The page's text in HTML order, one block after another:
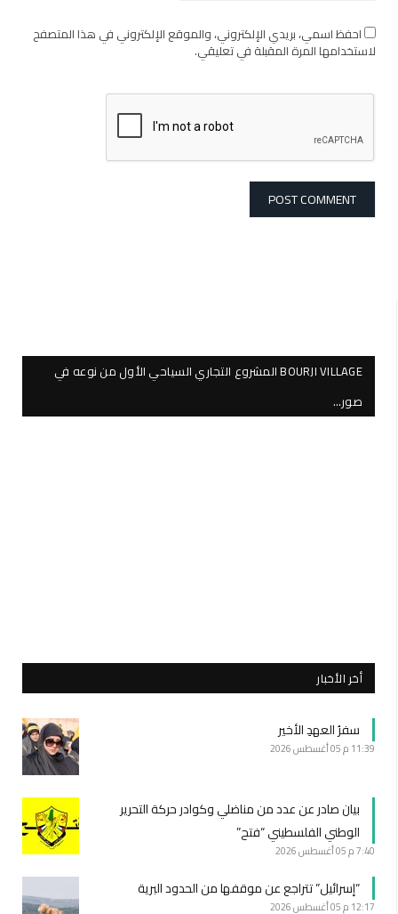
احفظ اسمي، بريدي الإلكتروني، والموقع الإلكتروني في هذا المتصفح
لاستخدامها المرة المقبلة في تعليقي.
BOURJI VILLAGE المشروع التجاري السياحي الأول من نوعه في
صور…
أخر الأخبار
سفرُ العهدِ الأخير
11:39 م 05 أغسطس 2026
بيان صادر عن عدد من مناضلي وكوادر حركة التحرير
الوطني الفلسطيني “فتح”
7:40 م 05 أغسطس 2026
“إسرائيل” تتراجع عن موقفها من الحدود البرية
12:17 م 05 أغسطس 2026